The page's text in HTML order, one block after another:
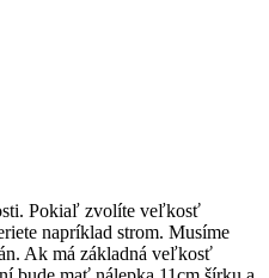
Pokiaľ zvolíte veľkosť
napríklad strom. Musíme
Ak má základná veľkosť